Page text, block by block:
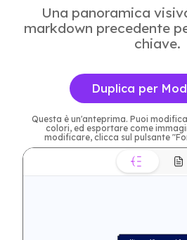
Una panoramica
markdown precedente
chiave.
Duplica per
Questa è un'anteprima. Puoi
colori, ed esportare come
modificare, clicca sul pulsante